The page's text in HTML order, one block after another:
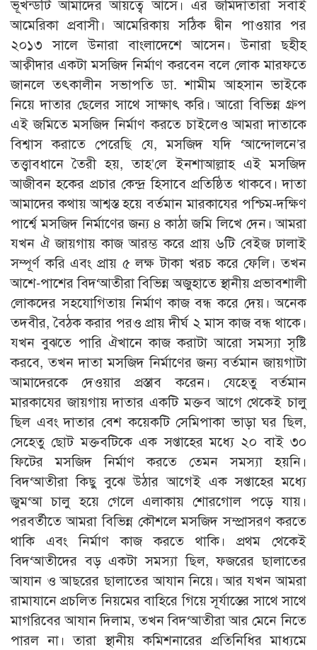
ভূখন্ডটি আমাদের আয়ত্বে আসে। এর জমিদাতারা সবাই
আমেরিকা প্রবাসী। আমেরিকায় সঠিক দ্বীন পাওয়ার পর
২০১৩ সালে উনারা বাংলাদেশে আসেন। উনারা ছহীহ
আক্বীদার একটা মসজিদ নির্মাণ করবেন বলে লোক মারফতে
জানলে তৎকালীন সভাপতি ডা. শামীম আহসান ভাইকে
নিয়ে দাতার ছেলের সাথে সাক্ষাৎ করি। আরো বিভিন্ন গ্রুপ
এই জমিতে মসজিদ নির্মাণ করতে চাইলেও আমরা দাতাকে
বিশ্বাস করাতে পেরেছি যে, মসজিদ যদি ‘আন্দোলনে’র
তত্ত্বাবধানে তৈরী হয়, তাহ’লে ইনশাআল্লাহ এই মসজিদ
আজীবন হকের প্রচার কেন্দ্র হিসাবে প্রতিষ্ঠিত থাকবে। দাতা
আমাদের কথায় আশ্বস্ত হয়ে বর্তমান মারকাযের পশ্চিম-দক্ষিণ
পার্শ্বে মসজিদ নির্মাণের জন্য ৪ কাঠা জমি লিখে দেন। আমরা
যখন ঐ জায়গায় কাজ আরম্ভ করে প্রায় ৬টি বেইজ ঢালাই
সম্পূর্ণ করি এবং প্রায় ৫ লক্ষ টাকা খরচ করে ফেলি। তখন
আশে-পাশের বিদ‘আতীরা বিভিন্ন অজুহাতে স্থানীয় প্রভাবশালী
লোকদের সহযোগিতায় নির্মাণ কাজ বন্ধ করে দেয়। অনেক
তদবীর, বৈঠক করার পরও প্রায় দীর্ঘ ২ মাস কাজ বন্ধ থাকে।
যখন বুঝতে পারি ঐখানে কাজ করাটা আরো সমস্যা সৃষ্টি
করবে, তখন দাতা মসজিদ নির্মাণের জন্য বর্তমান জায়গাটা
আমাদেরকে দেওয়ার প্রস্তাব করেন। যেহেতু বর্তমান
মারকাযের জায়গায় দাতার একটি মক্তব আগে থেকেই চালু
ছিল এবং দাতার বেশ কয়েকটি সেমিপাকা ভাড়া ঘর ছিল,
সেহেতু ছোট মক্তবটিকে এক সপ্তাহের মধ্যে ২০ বাই ৩০
ফিটের মসজিদ নির্মাণ করতে তেমন সমস্যা হয়নি।
বিদ‘আতীরা কিছু বুঝে উঠার আগেই এক সপ্তাহের মধ্যে
জুম‘আ চালু হয়ে গেলে এলাকায় শোরগোল পড়ে যায়।
পরবর্তীতে আমরা বিভিন্ন কৌশলে মসজিদ সম্প্রাসরণ করতে
থাকি এবং নির্মাণ কাজ করতে থাকি। প্রথম থেকেই
বিদ‘আতীদের বড় একটা সমস্যা ছিল, ফজরের ছালাতের
আযান ও আছরের ছালাতের আযান নিয়ে। আর যখন আমরা
রামাযানে প্রচলিত নিয়মের বাহিরে গিয়ে সূর্যাস্তের সাথে সাথে
মাগরিবের আযান দিলাম, তখন বিদ‘আতীরা আর মেনে নিতে
পারল না। তারা স্থানীয় কমিশনারের প্রতিনিধির মাধ্যমে